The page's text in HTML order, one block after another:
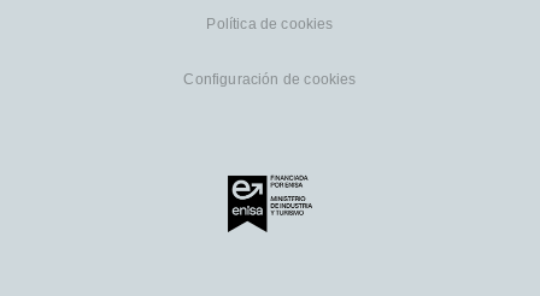
Política de cookies
Configuración de cookies